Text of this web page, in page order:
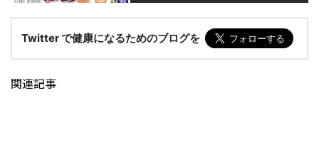
Twitter で健康になるためのブログを
関連記事